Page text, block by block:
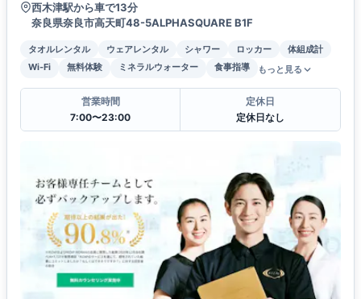
西木津駅から車で13分
奈良県奈良市高天町48-5ALPHASQUARE B1F
タオルレンタル ウェアレンタル シャワー ロッカー
体組成計
Wi-Fi
無料体験 ミネラルウォーター 食事指導 もっと見る
営業時間
7:00〜23:00
定休日
定休日なし